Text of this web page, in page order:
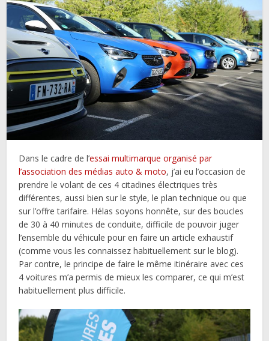
Dans le cadre de l’essai multimarque organisé par
l’association des médias auto & moto, j’ai eu l’occasion de
prendre le volant de ces 4 citadines électriques très
différentes, aussi bien sur le style, le plan technique ou que
sur l’offre tarifaire. Hélas soyons honnête, sur des boucles
de 30 à 40 minutes de conduite, difficile de pouvoir juger
l’ensemble du véhicule pour en faire un article exhaustif
(comme vous les connaissez habituellement sur le blog).
Par contre, le principe de faire le même itinéraire avec ces
4 voitures m’a permis de mieux les comparer, ce qui m’est
habituellement plus difficile.